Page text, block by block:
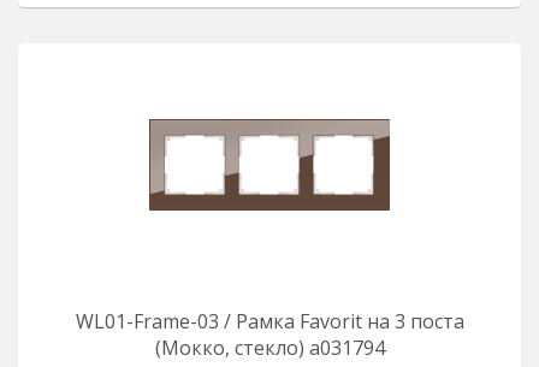
WL01-Frame-03 / Рамка Favorit на 3 поста
(Мокко, стекло) a031794